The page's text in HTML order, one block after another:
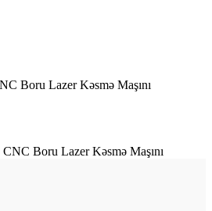
Boru Lazer Kəsmə Maşını